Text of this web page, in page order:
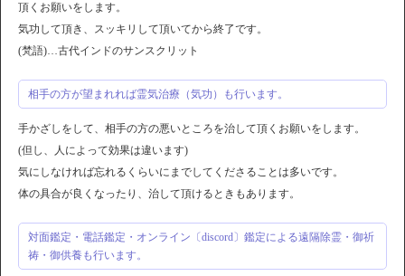
頂くお願いをします。
気功して頂き、スッキリして頂いてから終了です。
(梵語)…古代インドのサンスクリット
相手の方が望まれれば霊気治療（気功）も行います。
手かざしをして、相手の方の悪いところを治して頂くお願いをします。
(但し、人によって効果は違います)
気にしなければ忘れるくらいにまでしてくださることは多いです。
体の具合が良くなったり、治して頂けるときもあります。
対面鑑定・電話鑑定・オンライン〔discord〕鑑定による遠隔除霊・御祈
祷・御供養も行います。